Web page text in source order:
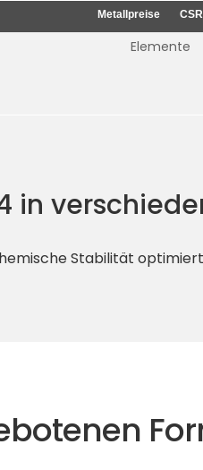
Metallpreise
Elemente
in
Stabilität